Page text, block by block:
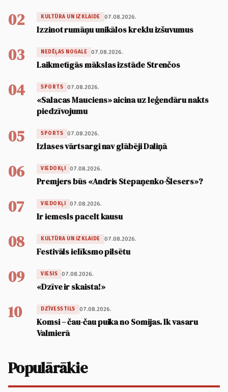
02 KULTŪRA UN IZKLAIDE 07.08.2026.
Izzinot rumāņu unikālos kreklu izšuvumus
03 NEDĒĻAS NOGALE 07.08.2026.
Laikmetīgās mākslas izstāde Strenčos
04 SPORTS 07.08.2026.
«Salacas Mauciens» aicina uz leģendāru nakts
piedzīvojumu
05 SPORTS 07.08.2026.
Izlases vārtsargi nav glābēji Daliņā
06 VIEDOKĻI 07.08.2026.
Premjers būs «Andris Stepaņenko-Šlesers»?
07 VIEDOKĻI 07.08.2026.
Ir iemesls pacelt kausu
08 KULTŪRA UN IZKLAIDE 07.08.2026.
Festivāls ielīksmo pilsētu
09 VIESIS 07.08.2026.
«Dzīve ir skaista!»
10 DZĪVESSTILS 07.08.2026.
Komsi – čau-čau puika no Somijas. Ik vasaru
Valmierā
Populārākie